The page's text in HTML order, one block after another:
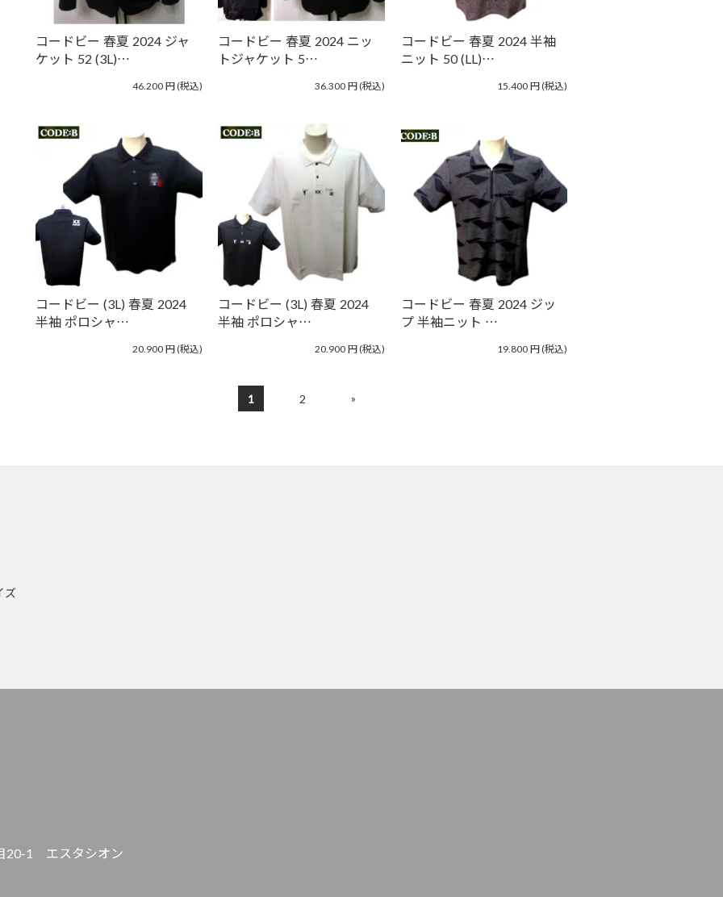
コードビー 春夏 2024 ジャ
ケット 52 (3L)…
46.200円(税込)
コードビー 春夏 2024 ニッ
トジャケット 5…
36.300円(税込)
コードビー 春夏 2024 半袖
ニット 50 (LL)…
15.400円(税込)
コードビー (3L) 春夏 2024
半袖 ポロシャ…
20.900円(税込)
コードビー (3L) 春夏 2024
半袖 ポロシャ…
20.900円(税込)
コードビー 春夏 2024 ジッ
プ 半袖ニット …
19.800円(税込)
1 2 »
ズ
20-1 エスタシオン